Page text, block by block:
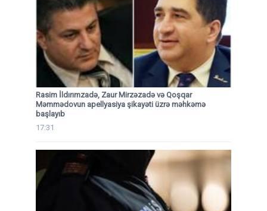
Rasim İldırımzadə, Zaur Mirzəzadə və Qoşqar
Məmmədovun apellyasiya şikayəti üzrə məhkəmə
başlayıb
17:31